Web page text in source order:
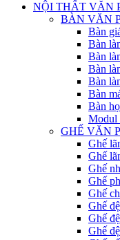
NỘI THẤT VĂN
BÀN VĂN
Bàn
Bàn
Bàn
Bàn
Bàn
Bàn
Bàn
Modul
GHẾ VĂN
Ghế
Ghế
Ghế
Ghế
Ghế
Ghế
Ghế
Ghế